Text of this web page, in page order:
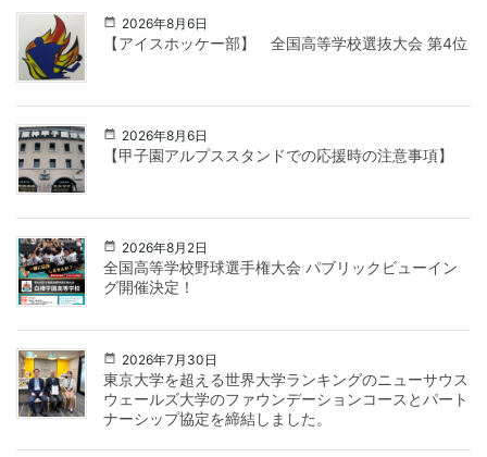
2026年8月6日
【アイスホッケー部】 全国高等学校選抜大会 第4位
2026年8月6日
【甲子園アルプススタンドでの応援時の注意事項】
2026年8月2日
全国高等学校野球選手権大会 パブリックビューイン
グ開催決定！
2026年7月30日
東京大学を超える世界大学ランキングのニューサウス
ウェールズ大学のファウンデーションコースとパート
ナーシップ協定を締結しました。